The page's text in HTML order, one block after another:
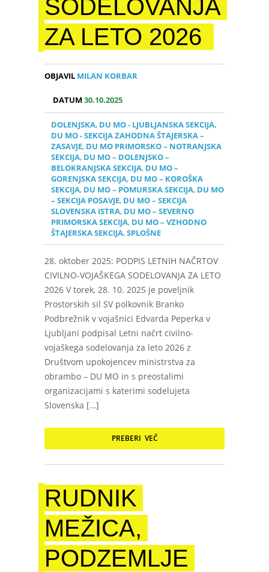
SODELOVANJA
ZA LETO 2026
OBJAVIL MILAN KORBAR
DATUM30.10.2025
DOLENJSKA, DU MO - LJUBLJANSKA SEKCIJA,
DU MO - SEKCIJA ZAHODNA ŠTAJERSKA –
ZASAVJE, DU MO PRIMORSKO – NOTRANJSKA
SEKCIJA, DU MO – DOLENJSKO –
BELOKRANJSKA SEKCIJA, DU MO –
GORENJSKA SEKCIJA, DU MO – KOROŠKA
SEKCIJA, DU MO – POMURSKA SEKCIJA, DU MO
– SEKCIJA POSAVJE, DU MO – SEKCIJA
SLOVENSKA ISTRA, DU MO – SEVERNO
PRIMORSKA SEKCIJA, DU MO – VZHODNO
ŠTAJERSKA SEKCIJA,SPLOŠNE
28. oktober 2025: PODPIS LETNIH NAČRTOV
CIVILNO-VOJAŠKEGA SODELOVANJA ZA LETO
2026 V torek, 28. 10. 2025 je poveljnik
Prostorskih sil SV polkovnik Branko
Podbrežnik v vojašnici Edvarda Peperka v
Ljubljani podpisal Letni načrt civilno-
vojaškega sodelovanja za leto 2026 z
Društvom upokojencev ministrstva za
obrambo – DU MO in s preostalimi
organizacijami s katerimi sodelujeta
Slovenska […]
PREBERI VEČ
RUDNIK
MEŽICA,
PODZEMLJE